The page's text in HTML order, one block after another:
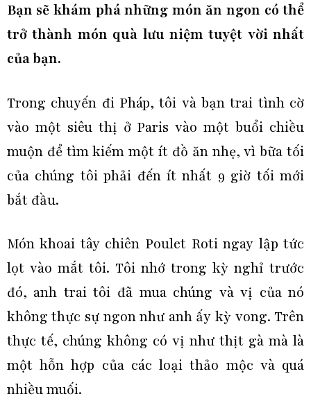
Bạn sẽ khám phá những món ăn ngon có thể
trở thành món quà lưu niệm tuyệt vời nhất
của bạn.
Trong chuyến đi Pháp, tôi và bạn trai tình cờ
vào một siêu thị ở Paris vào một buổi chiều
muộn để tìm kiếm một ít đồ ăn nhẹ, vì bữa tối
của chúng tôi phải đến ít nhất 9 giờ tối mới
bắt đầu.
Món khoai tây chiên Poulet Roti ngay lập tức
lọt vào mắt tôi. Tôi nhớ trong kỳ nghỉ trước
đó, anh trai tôi đã mua chúng và vị của nó
không thực sự ngon như anh ấy kỳ vong. Trên
thực tế, chúng không có vị như thịt gà mà là
một hỗn hợp của các loại thảo mộc và quá
nhiều muối.